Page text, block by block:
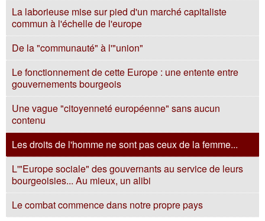
La laborieuse mise sur pied d'un marché capitaliste
commun à l'échelle de l'europe
De la "communauté" à l'"union"
Le fonctionnement de cette Europe : une entente entre
gouvernements bourgeois
Une vague "citoyenneté européenne" sans aucun
contenu
Les droits de l'homme ne sont pas ceux de la femme...
L'"Europe sociale" des gouvernants au service de leurs
bourgeoisies... Au mieux, un alibi
Le combat commence dans notre propre pays